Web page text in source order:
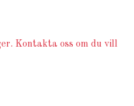
Kontakta oss om du vill